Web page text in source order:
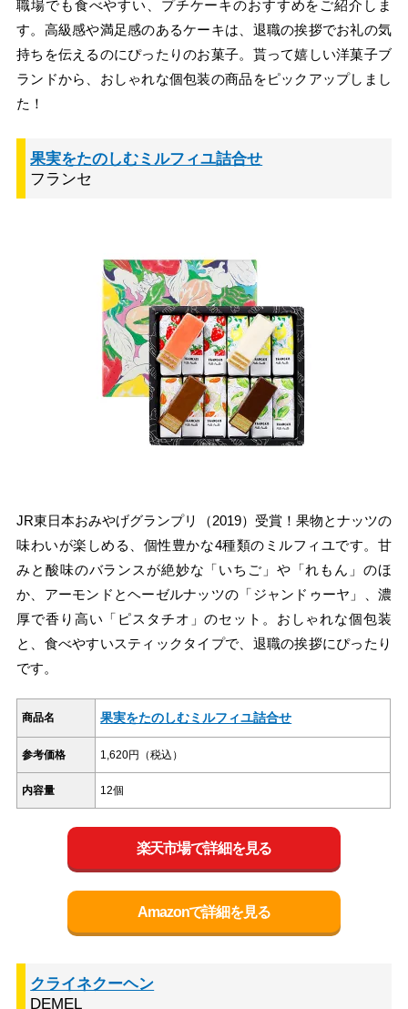
職場でも食べやすい、プチケーキのおすすめをご紹介しま
す。高級感や満足感のあるケーキは、退職の挨拶でお礼の気
持ちを伝えるのにぴったりのお菓子。貰って嬉しい洋菓子ブ
ランドから、おしゃれな個包装の商品をピックアップしまし
た！
果実をたのしむミルフィユ詰合せ
フランセ
JR東日本おみやげグランプリ（2019）受賞！果物とナッツの
味わいが楽しめる、個性豊かな4種類のミルフィユです。甘
みと酸味のバランスが絶妙な「いちご」や「れもん」のほ
か、アーモンドとヘーゼルナッツの「ジャンドゥーヤ」、濃
厚で香り高い「ピスタチオ」のセット。おしゃれな個包装
と、食べやすいスティックタイプで、退職の挨拶にぴったり
です。
商品名 果実をたのしむミルフィユ詰合せ
参考価格 1,620円（税込）
内容量 12個
楽天市場で詳細を見る
Amazonで詳細を見る
クライネクーヘン
DEMEL